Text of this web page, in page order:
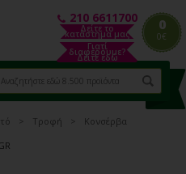
0
0€
Δείτε το
κατάστημα μας
Γιατί
διαφέρουμε?
Δείτε εδώ
210 6611700
Τροφή
Κονσέρβα